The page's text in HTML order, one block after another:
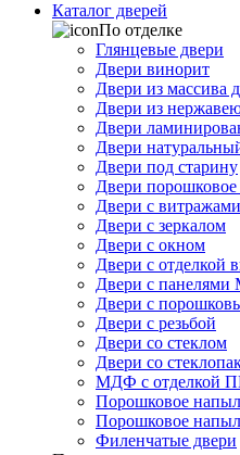
Каталог дверей
По отделке
Глянцевые двери
Двери винорит
Двери из массива
Двери из
Двери
Двери
Двери под старину
Двери
Двери с витражами
Двери с зеркалом
Двери с окном
Двери с отделкой
Двери с
Двери с
Двери с резьбой
Двери со стеклом
Двери со
МДФ с отделкой
Порошковое
Порошковое
Филенчатые двери